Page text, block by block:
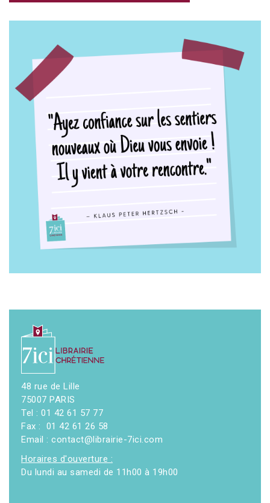
48 rue de Lille
75007 PARIS
Tel : 01 42 61 57 77
Fax : 01 42 61 26 58
Email : contact@librairie-7ici.com
Horaires d'ouverture :
Du lundi au samedi de 11h00 à 19h00